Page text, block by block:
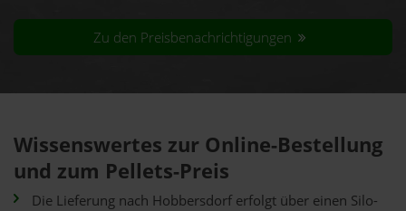
Zu den Preisbenachrichtigungen
Wissenswertes zur Online-Bestellung
und zum Pellets-Preis
Die Lieferung nach Hobbersdorf erfolgt über einen Silo-